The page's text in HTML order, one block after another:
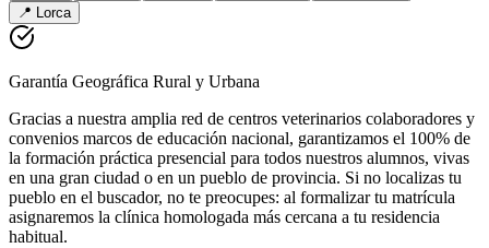
📍 Lorca
Garantía Geográfica Rural y Urbana
Gracias a nuestra amplia red de centros veterinarios colaboradores y
convenios marcos de educación nacional, garantizamos el 100% de
la formación práctica presencial para todos nuestros alumnos, vivas
en una gran ciudad o en un pueblo de provincia. Si no localizas tu
pueblo en el buscador, no te preocupes: al formalizar tu matrícula
asignaremos la clínica homologada más cercana a tu residencia
habitual.